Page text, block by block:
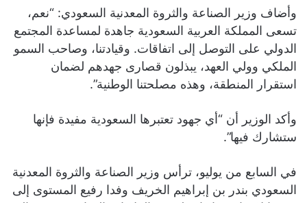
وأضاف وزير الصناعة والثروة المعدنية السعودي: “نعم،
تسعى المملكة العربية السعودية جاهدة لمساعدة المجتمع
الدولي على التوصل إلى اتفاقات. وقيادتنا، وصاحب السمو
الملكي وولي العهد، يبذلون قصارى جهدهم لضمان
استقرار المنطقة، وهذه مصلحتنا الوطنية”.
وأكد الوزير أن “أي جهود تعتبرها السعودية مفيدة فإنها
ستشارك فيها”.
في السابع من يوليو، ترأس وزير الصناعة والثروة المعدنية
السعودي بندر بن إبراهيم الخريف وفدا رفيع المستوى إلى